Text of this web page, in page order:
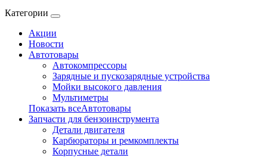
Категории
Акции
Новости
Автотовары
Автокомпрессоры
Зарядные и пускозарядные устройства
Мойки высокого давления
Мультиметры
Показать всеАвтотовары
Запчасти для бензоинструмента
Детали двигателя
Карбюраторы и ремкомплекты
Корпусные детали